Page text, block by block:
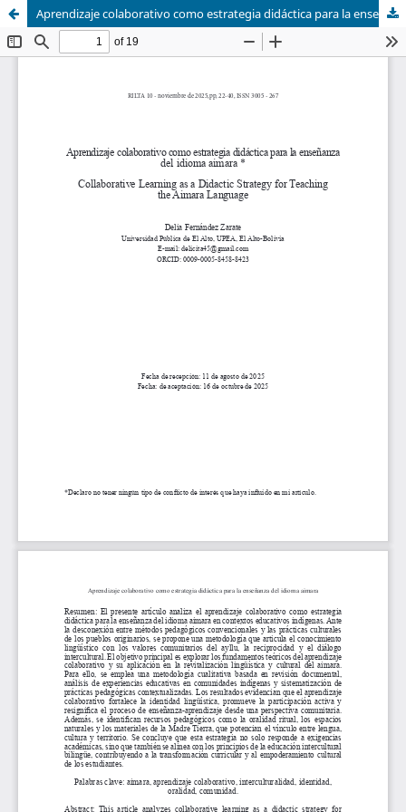
Aprendizaje colaborativo como estrategia didáctica para la enseñanza del idioma aimara